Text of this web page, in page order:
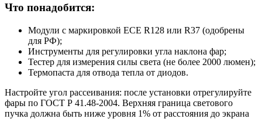
Что понадобится:
Модули с маркировкой ECE R128 или R37 (одобрены
для РФ);
Инструменты для регулировки угла наклона фар;
Тестер для измерения силы света (не более 2000 люмен);
Термопаста для отвода тепла от диодов.
Настройте угол рассеивания: после установки отрегулируйте
фары по ГОСТ Р 41.48-2004. Верхняя граница светового
пучка должна быть ниже уровня 1% от расстояния до экрана